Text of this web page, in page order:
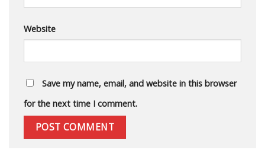
Website
Save my name, email, and website in this browser
for the next time I comment.